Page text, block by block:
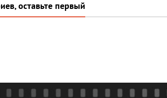
оставьте первый